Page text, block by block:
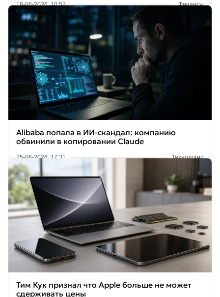
18-06-2026, 10:52 Финансы
Alibaba попала в ИИ-скандал: компанию
обвинили в копировании Claude
25-06-2026, 17:31 Технологии
Тим Кук признал что Apple больше не может
сдерживать цены